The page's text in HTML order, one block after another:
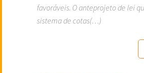
favoráveis. O anteprojeto de lei
sistema de cotas(…)